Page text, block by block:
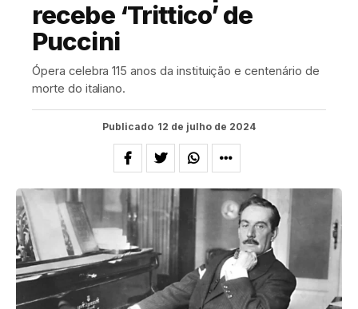
recebe ‘Trittico’ de
Puccini
Ópera celebra 115 anos da instituição e centenário de
morte do italiano.
Publicado 12 de julho de 2024